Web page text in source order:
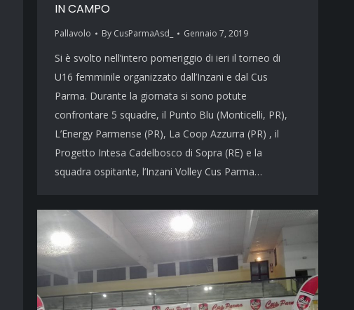
IN CAMPO
Pallavolo By CusParmaAsd_ Gennaio 7, 2019
Si è svolto nell’intero pomeriggio di ieri il torneo di
U16 femminile organizzato dall’Inzani e dal Cus
Parma. Durante la giornata si sono potute
confrontare 5 squadre, il Punto Blu (Monticelli, PR),
L’Energy Parmense (PR), La Coop Azzurra (PR) , il
Progetto Intesa Cadelbosco di Sopra (RE) e la
squadra ospitante, l’Inzani Volley Cus Parma…